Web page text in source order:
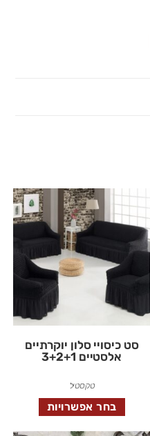
סט כיסויי סלון יוקרתיים
אלסטיים 3+2+1
טקסטיל
בחר אפשרויות